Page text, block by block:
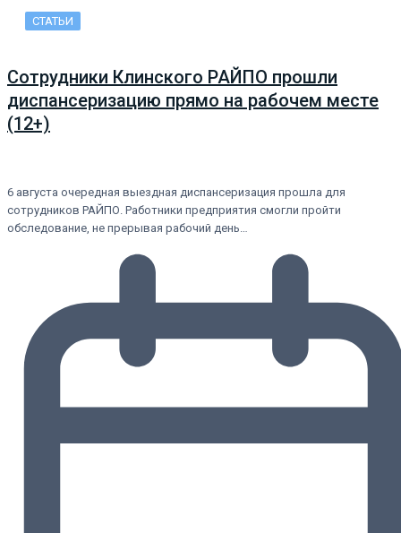
СТАТЬИ
Сотрудники Клинского РАЙПО прошли
диспансеризацию прямо на рабочем месте
(12+)
6 августа очередная выездная диспансеризация прошла для
сотрудников РАЙПО. Работники предприятия смогли пройти
обследование, не прерывая рабочий день…